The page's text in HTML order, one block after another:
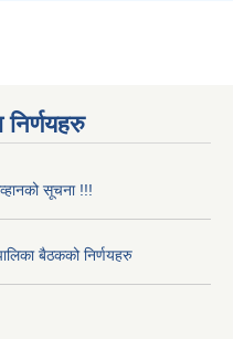
निर्णयहरु
सूचना !!!
बैठकको निर्णयहरु